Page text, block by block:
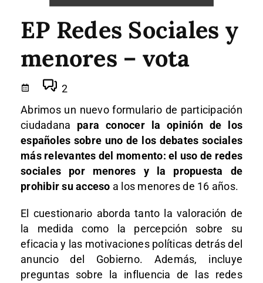
EP Redes Sociales y
menores – vota
2
Abrimos un nuevo formulario de participación
ciudadana para conocer la opinión de los
españoles sobre uno de los debates sociales
más relevantes del momento: el uso de redes
sociales por menores y la propuesta de
prohibir su acceso a los menores de 16 años.
El cuestionario aborda tanto la valoración de
la medida como la percepción sobre su
eficacia y las motivaciones políticas detrás del
anuncio del Gobierno. Además, incluye
preguntas sobre la influencia de las redes